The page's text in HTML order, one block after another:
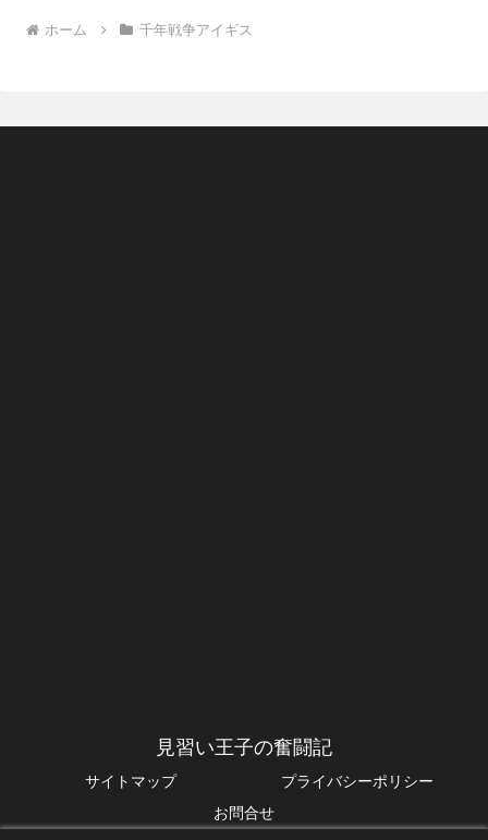
ホーム 千年戦争アイギス
見習い王子の奮闘記
サイトマップ
プライバシーポリシー
お問合せ